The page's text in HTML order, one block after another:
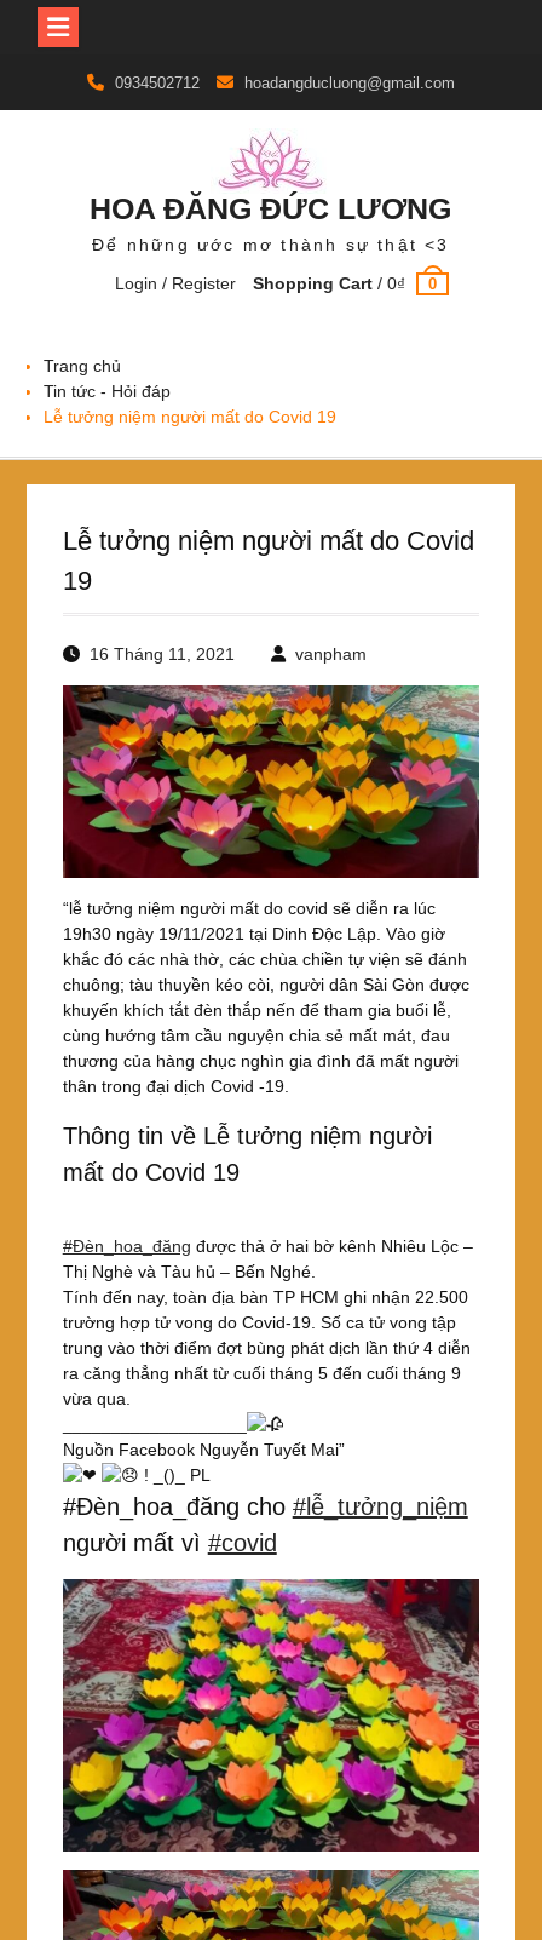
content
0934502712 hoadangducluong@gmail.com
HOA ĐĂNG ĐỨC LƯƠNG
Để những ước mơ thành sự thật <3
Login / Register
Shopping Cart /0₫ 0
Trang chủ
Tin tức - Hỏi đáp
Lễ tưởng niệm người mất do Covid 19
Lễ tưởng niệm người mất do Covid
19
16 Tháng 11, 2021 vanpham
“lễ tưởng niệm người mất do covid sẽ diễn ra lúc
19h30 ngày 19/11/2021 tại Dinh Độc Lập. Vào giờ
khắc đó các nhà thờ, các chùa chiền tự viện sẽ đánh
chuông; tàu thuyền kéo còi, người dân Sài Gòn được
khuyến khích tắt đèn thắp nến để tham gia buổi lễ,
cùng hướng tâm cầu nguyện chia sẻ mất mát, đau
thương của hàng chục nghìn gia đình đã mất người
thân trong đại dịch Covid -19.
Thông tin về Lễ tưởng niệm người
mất do Covid 19
#Đèn_hoa_đăng được thả ở hai bờ kênh Nhiêu Lộc –
Thị Nghè và Tàu hủ – Bến Nghé.
Tính đến nay, toàn địa bàn TP HCM ghi nhận 22.500
trường hợp tử vong do Covid-19. Số ca tử vong tập
trung vào thời điểm đợt bùng phát dịch lần thứ 4 diễn
ra căng thẳng nhất từ cuối tháng 5 đến cuối tháng 9
vừa qua.
Nguồn Facebook Nguyễn Tuyết Mai”
! _()_ PL
#Đèn_hoa_đăng cho #lễ_tưởng_niệm
người mất vì #covid